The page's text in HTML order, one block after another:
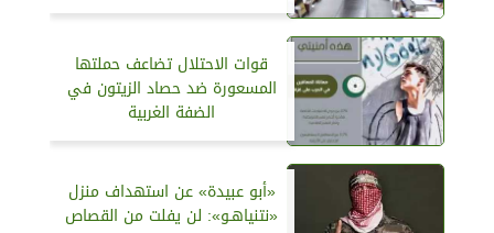
قوات الاحتلال تضاعف حملتها
المسعورة ضد حصاد الزيتون في
الضفة الغربية
«أبو عبيدة» عن استهداف منزل
«نتنياهـو»: لن يفلت من القصاص